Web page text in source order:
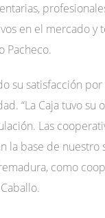
en el mercado y
Pacheco.
su satisfacción
“La Caja tuvo su
Las
la base de
como